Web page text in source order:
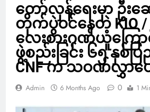
တော်လှန်ရေးမှာ ဦးဆ
တိုက်ပွဲဝင်နေတဲ့ KIO /
လေးစားဂုဏ်ယူကြော
ဖွဲ့စည်းခြင်း ၆၅ နှစ်ပ
CNF က သဝဏ်လွှာပ
Admin 6 Months Ago 0 1